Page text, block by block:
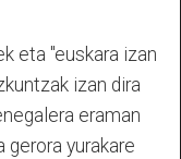
eta "euskara izan
izan dira
eraman
gerora yurakare